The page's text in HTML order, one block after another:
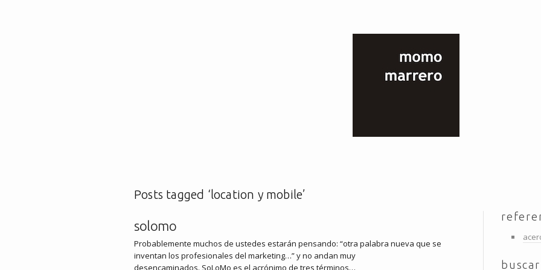
Posts tagged ‘location y mobile’
solomo
Probablemente muchos de ustedes estarán pensando: “otra palabra nueva que se
inventan los profesionales del marketing…” y no andan muy
desencaminados. SoLoMo es el acrónimo de tres términos…
buscar